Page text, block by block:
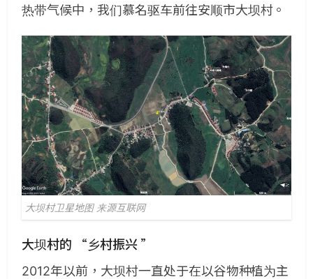
热带气候中，我们慕名驱车前往安顺市大坝村。
大坝村卫星地图 来源互联网
大坝村的 “乡村振兴 ”
2012年以前，大坝村一直处于在以谷物种植为主